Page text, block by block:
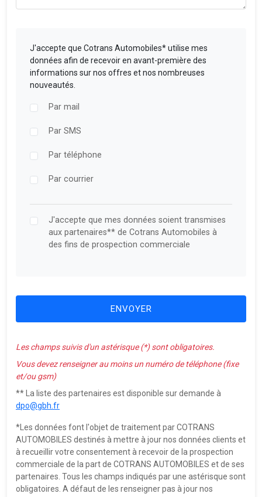
J'accepte que Cotrans Automobiles* utilise mes
données afin de recevoir en avant-première des
informations sur nos offres et nos nombreuses
nouveautés.
Par mail
Par SMS
Par téléphone
Par courrier
J'accepte que mes données soient transmises
aux partenaires** de Cotrans Automobiles à
des fins de prospection commerciale
ENVOYER
Les champs suivis d'un astérisque (*) sont obligatoires.
Vous devez renseigner au moins un numéro de téléphone (fixe
et/ou gsm)
** La liste des partenaires est disponible sur demande à
dpo@gbh.fr
*Les données font l'objet de traitement par COTRANS
AUTOMOBILES destinés à mettre à jour nos données clients et
à recueillir votre consentement à recevoir de la prospection
commerciale de la part de COTRANS AUTOMOBILES et de ses
partenaires. Tous les champs indiqués par une astérisque sont
obligatoires. A défaut de les renseigner pas à jour nos